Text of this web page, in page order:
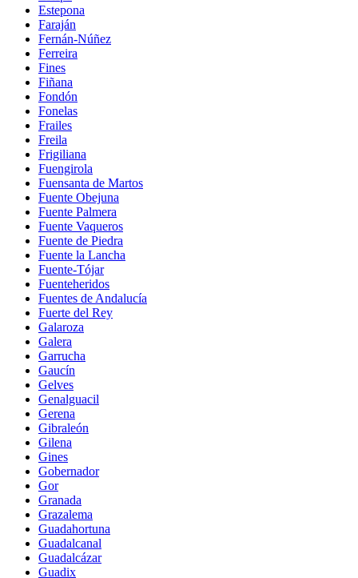
Estepona
Faraján
Fernán-Núñez
Ferreira
Fines
Fiñana
Fondón
Fonelas
Frailes
Freila
Frigiliana
Fuengirola
Fuensanta de Martos
Fuente Obejuna
Fuente Palmera
Fuente Vaqueros
Fuente de Piedra
Fuente la Lancha
Fuente-Tójar
Fuenteheridos
Fuentes de Andalucía
Fuerte del Rey
Galaroza
Galera
Garrucha
Gaucín
Gelves
Genalguacil
Gerena
Gibraleón
Gilena
Gines
Gobernador
Gor
Granada
Grazalema
Guadahortuna
Guadalcanal
Guadalcázar
Guadix